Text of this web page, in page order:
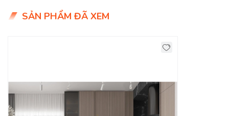
Thành phần chất liệu: Tủ bếp có nhiều loại chất liệu được
làm bằng gỗ tự nhiên: gỗ sồi, gỗ xoan đào… hoặc gỗ công
SẢN PHẨM ĐÃ XEM